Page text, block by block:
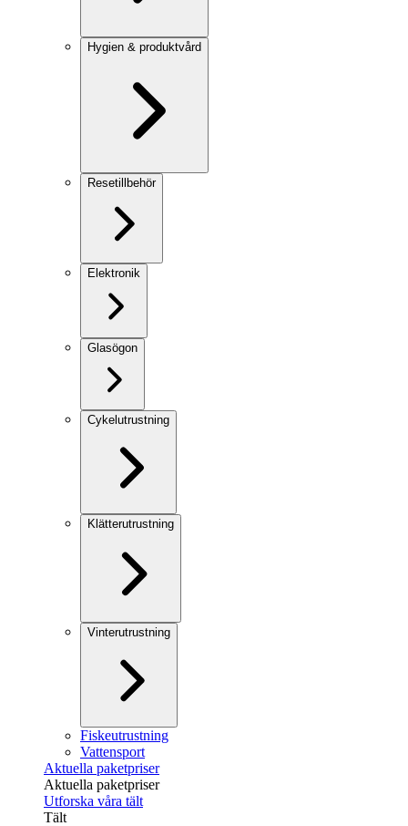
Hygien & produktvård
Resetillbehör
Elektronik
Glasögon
Cykelutrustning
Klätterutrustning
Vinterutrustning
Fiskeutrustning
Vattensport
Aktuella paketpriser
Aktuella paketpriser
Utforska våra tält
Tält